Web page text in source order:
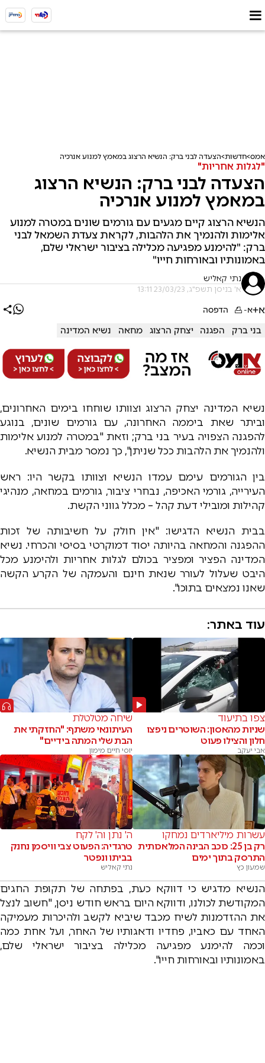
אמס חדשות הצעדה לבני ברק: הנשיא הרצוג במאמץ למנוע אנרכיה
"לגלות אחריות"
הצעדה לבני ברק: הנשיא הרצוג
במאמץ למנוע אנרכיה
הנשיא הרצוג קיים מגעים עם גורמים שונים במטרה למנוע
אלימות ולהנמיך את הלהבות, לקראת צעדת השמאל לבני
ברק: "להימנע מפגיעה מכלילה בציבור ישראלי שלם,
באמונותיו ובאורחות חייו"
נתי קאליש
א' בניסן תשפ"ג, 23/03/23 13:11
א+א- הדפסה
בני ברק הפגנה יצחק הרצוג מחאה נשיא המדינה
נשיא המדינה יצחק הרצוג וצוותו שוחחו בימים האחרונים,
וביתר שאת ביממה האחרונה, עם גורמים שונים, בנוגע
להפגנה הצפויה בעיר בני ברק; וזאת "במטרה למנוע אלימות
ולהנמיך את הלהבות ככל שניתן", כך נמסר מבית הנשיא.
בין הגורמים עימם עמדו הנשיא וצוותו בקשר היו: ראש
העירייה, גורמי האכיפה, נבחרי ציבור, גורמים במחאה, מנהיגי
קהילות ומובילי דעת קהל – מכלל גווני הקשת.
בבית הנשיא הדגישו: "אין חולק על חשיבותה של זכות
ההפגנה והמחאה בהיותה יסוד דמוקרטי בסיסי והכרחי. נשיא
המדינה הפציר ומפציר בכולם לגלות אחריות ולהימנע מכל
היבט שעלול לעורר שנאת חינם והעמקה של הקרע הקשה
שאנו נמצאים בתוכו".
עוד באתר:
צפו בתיעוד
שניות מהאסון: השוטרים ניפצו
חלון והצילו פעוט
אבי יעקב
שיחה מטלטלת
העיתונאי משתף: "החזקתי את
הבת שלי המתה בידיים"
יוסי חיים מימון
עשרות מיליארדים נמחקו
רק בן 25: כוכב הבינה המלאכותית
התרסק בתוך ימים
שמעון כץ
ה' נתן וה' לקח
טרגדיה: הפעוט צבי וויסמן נחנק
בביתו ונפטר
נתי קאליש
הנשיא מדגיש כי דווקא כעת, בפתחה של תקופת החגים
המקודשת לכולנו, ודווקא היום בראש חודש ניסן, "חשוב לנצל
את ההזדמנות לשיח מכבד שיביא לקשב ולהיכרות מעמיקה
האחד עם כאביו, פחדיו ודאגותיו של האחר, ועל אחת כמה
וכמה להימנע מפגיעה מכלילה בציבור ישראלי שלם,
באמונותיו ובאורחות חייו".